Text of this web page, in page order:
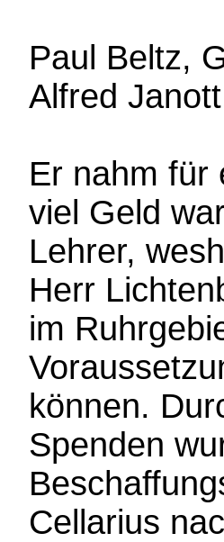
Paul Beltz,
Alfred
Er nahm für
viel Geld
Lehrer,
Herr
im
können.
Spenden
Cellarius